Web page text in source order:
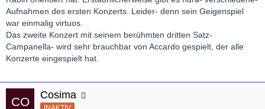
Aufnahmen des ersten Konzerts. Leider- denn sein Geigenspiel
war einmalig virtuos.
Das zweite Konzert mit seinem berühmten dritten Satz-
Campanella- wird sehr brauchbar von Accardo gespielt, der alle
Konzerte eingespielt hat.
Cosima